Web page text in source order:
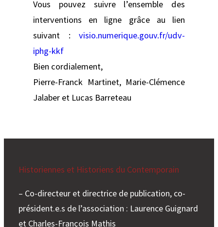
Vous pouvez suivre l’ensemble des
interventions en ligne grâce au lien
suivant : visio.numerique.gouv.fr/udv-
iphg-kkf
Bien cordialement,
Pierre-Franck Martinet, Marie-Clémence
Jalaber et Lucas Barreteau
Historiennes et Historiens du Contemporain
– Co-directeur et directrice de publication, co-
président.e.s de l’association : Laurence Guignard
et Charles-François Mathis